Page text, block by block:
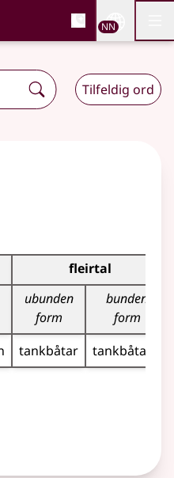
og
NN
Tilfeldig ord
substantivetfleirtal
ubunden
form
bunden
form
tankbåtar tankbåtane